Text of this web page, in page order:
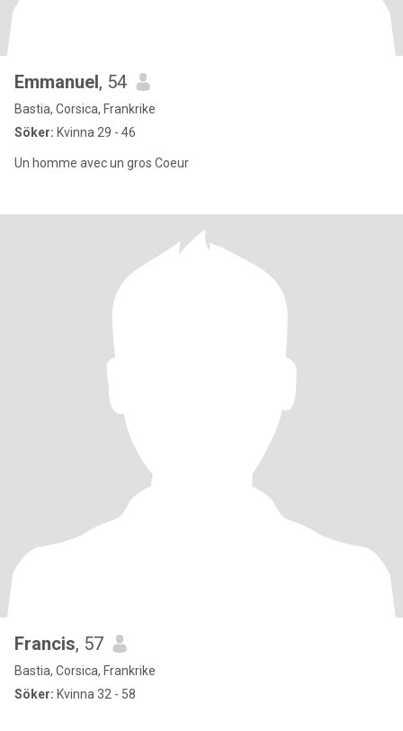
Emmanuel, 54
Bastia, Corsica, Frankrike
Söker: Kvinna 29 - 46
Un homme avec un gros Coeur
Francis, 57
Bastia, Corsica, Frankrike
Söker: Kvinna 32 - 58